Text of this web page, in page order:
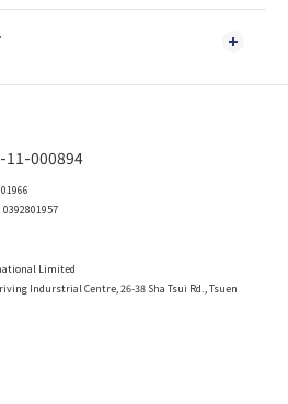
11-000894
0392801957
Limited
Indurstrial Centre, 26-38 Sha Tsui Rd., Tsuen